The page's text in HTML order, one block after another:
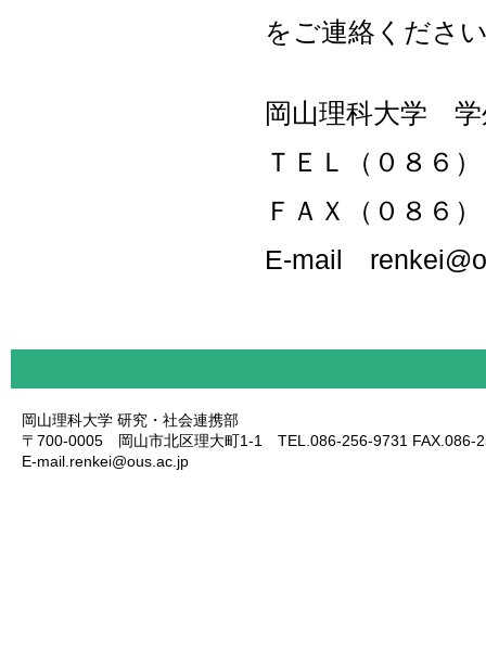
をご連絡くださ
岡山理科大学 学
ＴＥＬ（０８６
ＦＡＸ（０８６
E-mail
岡山理科大学 研究・社会連携部
〒700-0005 岡山市北区理大町1-1 TEL.086-256-9731 FAX.086-
E-mail.renkei@ous.ac.jp